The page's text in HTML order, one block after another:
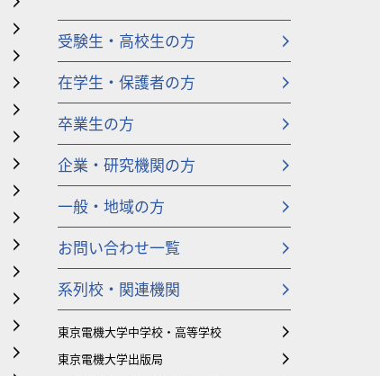
受験生・高校生の方
在学生・保護者の方
卒業生の方
企業・研究機関の方
一般・地域の方
お問い合わせ一覧
系列校・関連機関
東京電機大学中学校・高等学校
東京電機大学出版局